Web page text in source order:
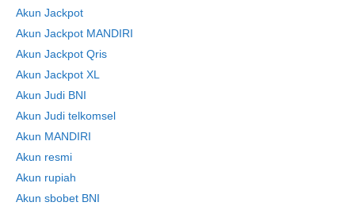
Akun Jackpot
Akun Jackpot MANDIRI
Akun Jackpot Qris
Akun Jackpot XL
Akun Judi BNI
Akun Judi telkomsel
Akun MANDIRI
Akun resmi
Akun rupiah
Akun sbobet BNI